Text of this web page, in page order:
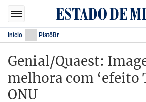
Início PlatôBr
Genial/Quaest:
melhora com ‘efeito
ONU